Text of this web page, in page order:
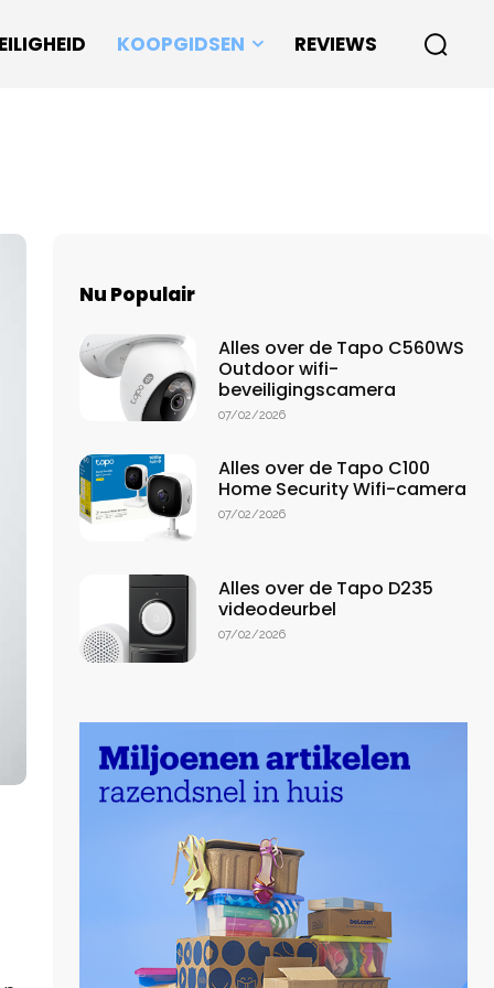
KOOPGIDSEN REVIEWS
Nu Populair
Alles over de Tapo C560WS
Outdoor wifi-
beveiligingscamera
07/02/2026
Alles over de Tapo C100
Home Security Wifi-camera
07/02/2026
Alles over de Tapo D235
videodeurbel
07/02/2026